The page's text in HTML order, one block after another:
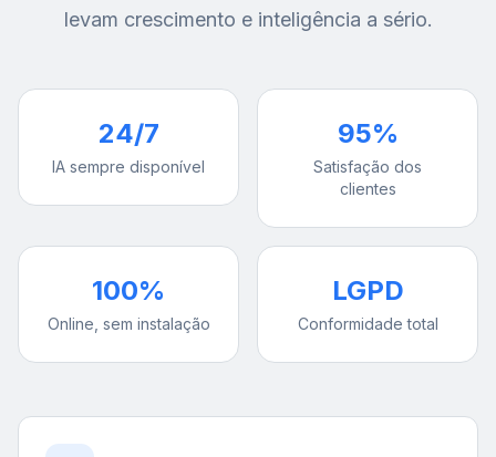
levam crescimento e inteligência a sério.
24/7
IA sempre disponível
95%
Satisfação dos
clientes
100%
Online, sem instalação
LGPD
Conformidade total